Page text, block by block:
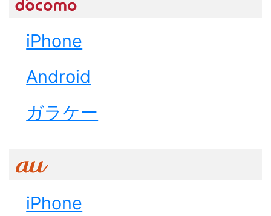
iPhone
Android
ガラケー
iPhone